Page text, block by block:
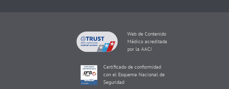
Web de Contenido
Médico acreditada
por la AACI
Certificado de conformidad
con el Esquema Nacional de
Seguridad